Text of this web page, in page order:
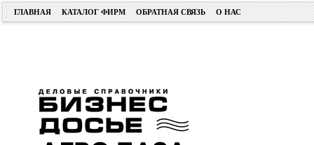
ГЛАВНАЯ КАТАЛОГ ФИРМ ОБРАТНАЯ СВЯЗЬ О НАС